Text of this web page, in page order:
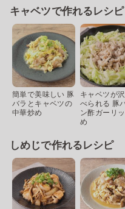
キャベツで作れるレシピ
簡単で美味しい 豚
バラとキャベツの
中華炒め
キャベツが
べられる 豚
ン酢ガーリ
め
しめじで作れるレシピ